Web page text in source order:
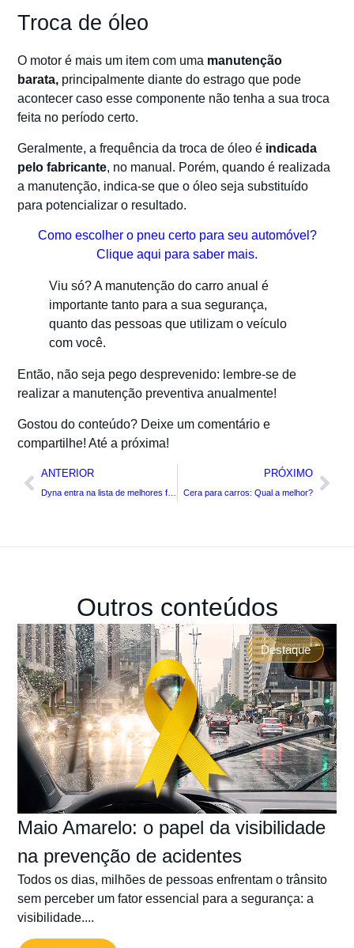
Troca de óleo
O motor é mais um item com uma manutenção
barata, principalmente diante do estrago que pode
acontecer caso esse componente não tenha a sua troca
feita no período certo.
Geralmente, a frequência da troca de óleo é indicada
pelo fabricante, no manual. Porém, quando é realizada
a manutenção, indica-se que o óleo seja substituído
para potencializar o resultado.
Como escolher o pneu certo para seu automóvel?
Clique aqui para saber mais.
Viu só? A manutenção do carro anual é
importante tanto para a sua segurança,
quanto das pessoas que utilizam o veículo
com você.
Então, não seja pego desprevenido: lembre-se de
realizar a manutenção preventiva anualmente!
Gostou do conteúdo? Deixe um comentário e
compartilhe! Até a próxima!
ANTERIOR PRÓXIMO
Cera para carros: Qual a melhor?
Outros conteúdos
Destaque
Maio Amarelo: o papel da visibilidade
na prevenção de acidentes
Todos os dias, milhões de pessoas enfrentam o trânsito
sem perceber um fator essencial para a segurança: a
visibilidade....